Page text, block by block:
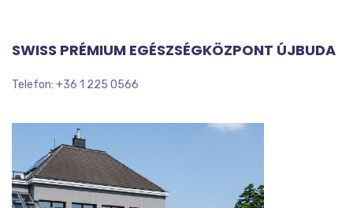
SWISS PRÉMIUM EGÉSZSÉGKÖZPONT ÚJBUDA
Telefon: +36 1 225 0566